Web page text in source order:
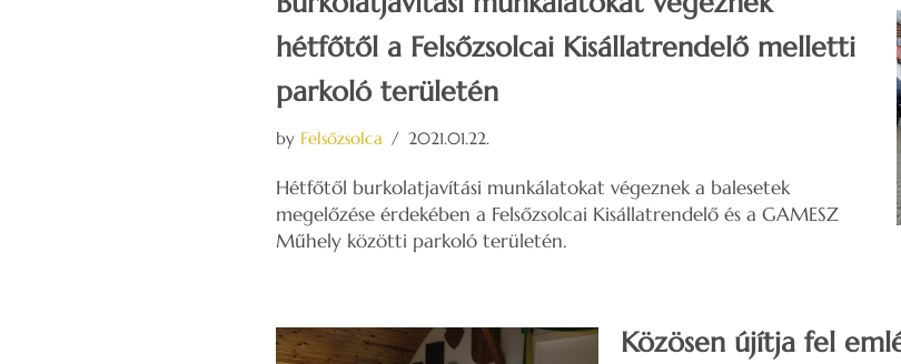
hétfőtől a Felsőzsolcai Kisállatrendelő melletti
parkoló területén
by Felsőzsolca 2021.01.22.
Hétfőtől burkolatjavítási munkálatokat végeznek a balesetek
megelőzése érdekében a Felsőzsolcai Kisállatrendelő és a GAMESZ
Műhely közötti parkoló területén.
Közösen újítja fel